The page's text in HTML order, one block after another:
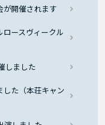
が開催されます
ロースヴィークル
しました
した（本荘キャン